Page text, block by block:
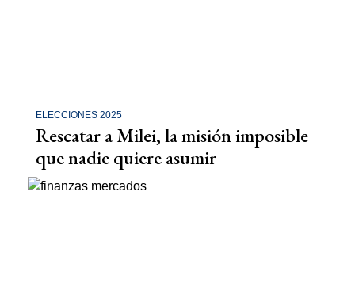
ELECCIONES 2025
Rescatar a Milei, la misión imposible
que nadie quiere asumir